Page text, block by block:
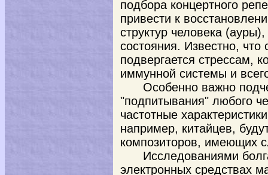
подбора концертного
привести к
структур человека
состояния. Известно,
подвергается стрессам,
иммунной системы и
Особенно важно
"подпитывания" любого
частотные
например, китайцев,
композиторов, имеющих
Исследованиями
электронных средствах